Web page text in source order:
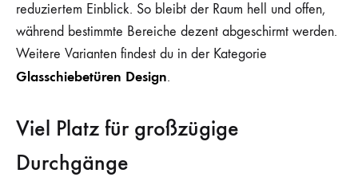
reduziertem Einblick. So bleibt der Raum hell und offen,
während bestimmte Bereiche dezent abgeschirmt werden.
Weitere Varianten findest du in der Kategorie
Glasschiebetüren Design.
Viel Platz für großzügige
Durchgänge